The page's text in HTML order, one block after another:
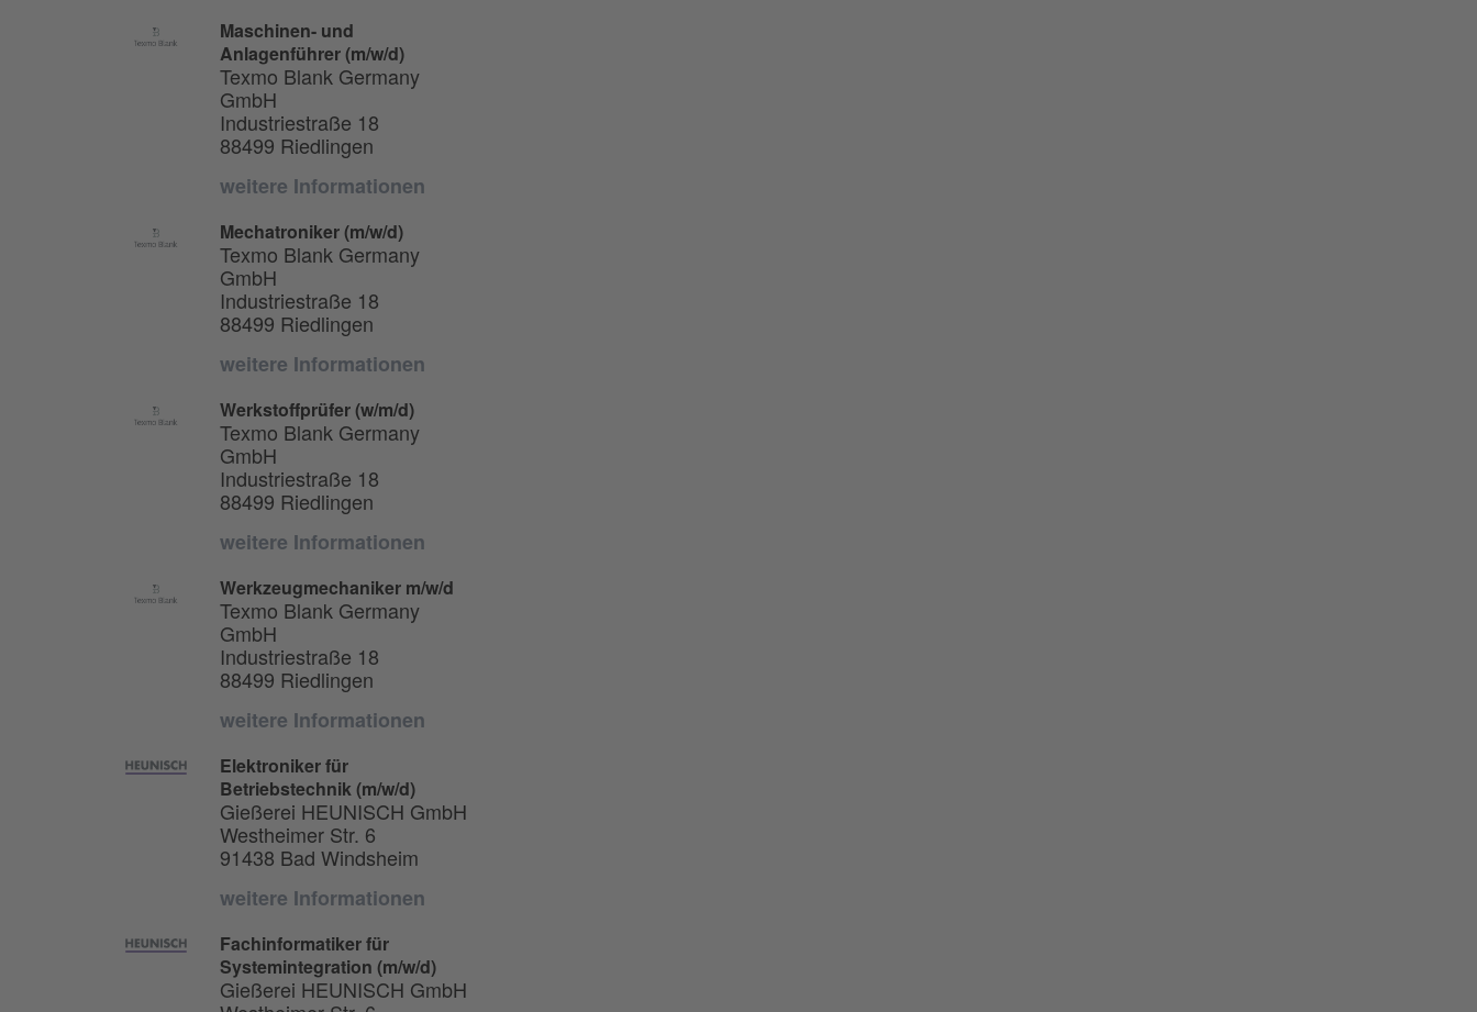
Maschinen- und
Anlagenführer (m/w/d)
Texmo Blank Germany
GmbH
Industriestraße 18
88499 Riedlingen
weitere Informationen
Mechatroniker (m/w/d)
Texmo Blank Germany
GmbH
Industriestraße 18
88499 Riedlingen
weitere Informationen
Werkstoffprüfer (w/m/d)
Texmo Blank Germany
GmbH
Industriestraße 18
88499 Riedlingen
weitere Informationen
Werkzeugmechaniker m/w/d
Texmo Blank Germany
GmbH
Industriestraße 18
88499 Riedlingen
weitere Informationen
Elektroniker für
Betriebstechnik (m/w/d)
Gießerei HEUNISCH GmbH
Westheimer Str. 6
91438 Bad Windsheim
weitere Informationen
Fachinformatiker für
Systemintegration (m/w/d)
Gießerei HEUNISCH GmbH